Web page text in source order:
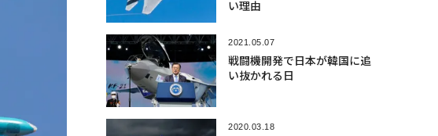
い理由
2021.05.07
戦闘機開発で日本が韓国に追
い抜かれる日
2020.03.18